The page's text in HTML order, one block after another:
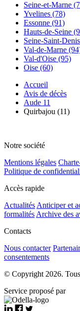
Seine-et-Marne
Yvelines (78)
Essonne (91)
Hauts-de-Seine
Seine-Saint-
Val-de-Marne
Val-d'Oise (95)
Oise (60)
Accueil
Avis de décès
Aude 11
Quirbajou (11)
Notre société
Mentions légales
Politique de
Accès rapide
Actualités Anticiper et
formalités Archive des
Contacts
Nous contacter
consentements
© Copyright 2026.
Service proposé par